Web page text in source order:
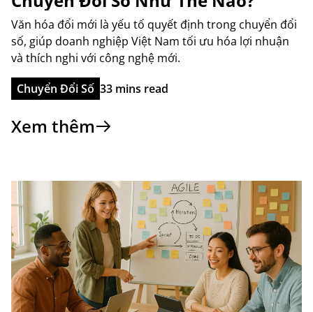
Văn hóa đổi mới là yếu tố quyết định trong chuyển đổi
số, giúp doanh nghiệp Việt Nam tối ưu hóa lợi nhuận
và thích nghi với công nghệ mới.
Chuyển Đổi Số 33 mins read
Xem thêm